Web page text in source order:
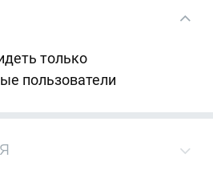
только
пользователи